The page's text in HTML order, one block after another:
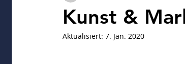
Kunst &
Aktualisiert: 7. Jan. 2020